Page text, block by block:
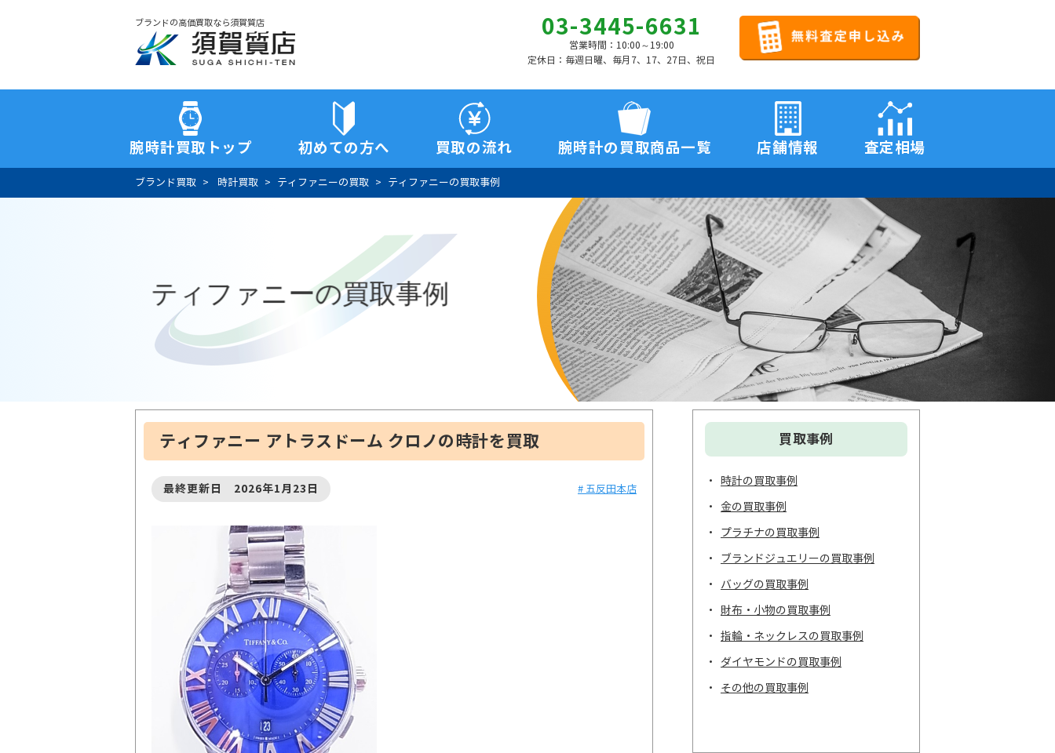
ブランドの高価買取なら須賀質店
03-3445-6631
営業時間：10:00～19:00
定休日：毎週日曜、毎月7、17、27日、祝日
腕時計買取トップ 初めての方へ 買取の流れ 腕時計の買取商品一覧 店舗情報 査定相場
ブランド買取 時計買取 ティファニーの買取 ティファニーの買取事例
ティファニーの買取事例
ティファニー アトラスドーム クロノの時計を買取
最終更新日 2026年1月23日 # 五反田本店
買取事例
時計の買取事例
金の買取事例
プラチナの買取事例
ブランドジュエリーの買取事例
バッグの買取事例
財布・小物の買取事例
指輪・ネックレスの買取事例
ダイヤモンドの買取事例
その他の買取事例